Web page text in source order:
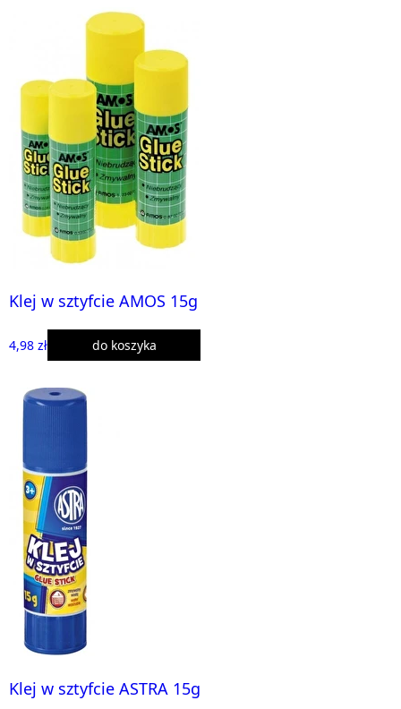
Klej w sztyfcie AMOS 15g
4,98 zł do koszyka
Klej w sztyfcie ASTRA 15g